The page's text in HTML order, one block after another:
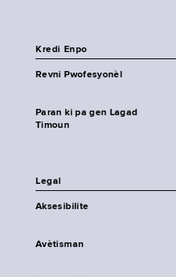
Kredi Enpo
Revni Pwofesyonèl
Paran ki pa gen Lagad
Timoun
Legal
Aksesibilite
Avètisman